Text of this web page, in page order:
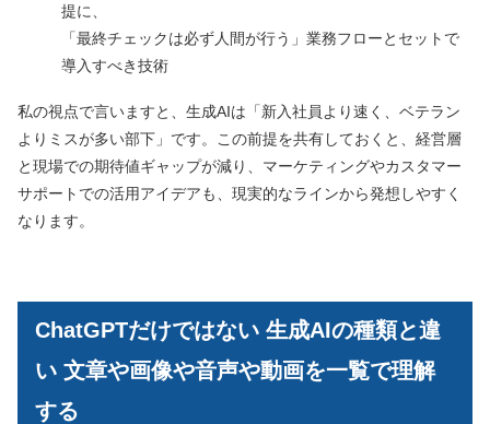
提に、
「最終チェックは必ず人間が行う」業務フローとセットで
導入すべき技術
私の視点で言いますと、生成AIは「新入社員より速く、ベテラン
よりミスが多い部下」です。この前提を共有しておくと、経営層
と現場での期待値ギャップが減り、マーケティングやカスタマー
サポートでの活用アイデアも、現実的なラインから発想しやすく
なります。
ChatGPTだけではない 生成AIの種類と違
い 文章や画像や音声や動画を一覧で理解
する